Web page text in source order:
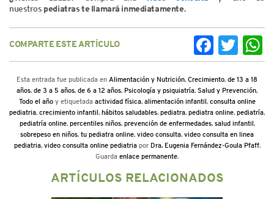
nuestros pediatras te llamará inmediatamente.
COMPARTE ESTE ARTÍCULO FacebookTwitter
Esta entrada fue publicada en Alimentación y Nutrición, Crecimiento, de 13 a 18
años, de 3 a 5 años, de 6 a 12 años, Psicología y psiquiatría, Salud y Prevención,
Todo el añoy etiquetada actividad física, alimentación infantil, consulta online
pediatria, crecimiento infantil, hábitos saludables, pediatra, pediatra online, pediatría,
pediatría online, percentiles niños, prevención de enfermedades, salud infantil,
sobrepeso en niños, tu pediatra online, video consulta, video consulta en linea
pediatria, video consulta online pediatriapor Dra. Eugenia Fernández-Goula Pfaff.
Guarda enlace permanente.
ARTÍCULOS RELACIONADOS